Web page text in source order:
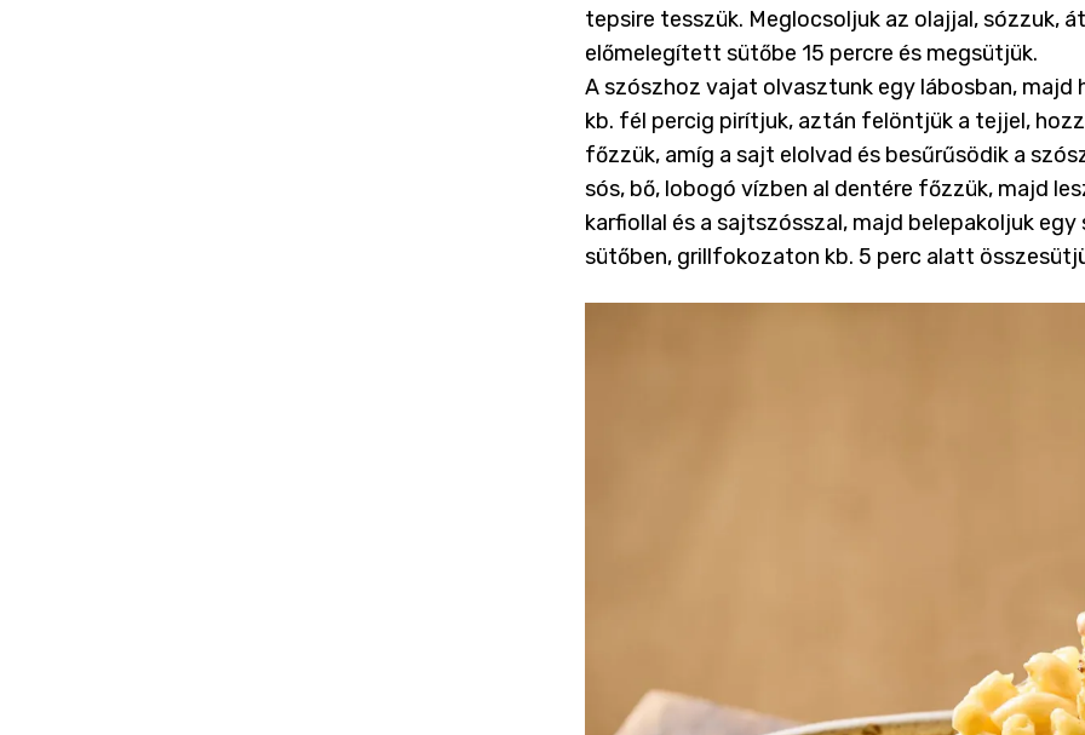
tepsire tesszük. Meglocsoljuk az olajjal, sózzuk,
előmelegített sütőbe 15 percre és megsütjük.
A szószhoz vajat olvasztunk egy lábosban,
kb. fél percig pirítjuk, aztán felöntjük a tejjel,
főzzük, amíg a sajt elolvad és besűrűsödik a
sós, bő, lobogó vízben al dentére főzzük, majd
karfiollal és a sajtszósszal, majd belepakoljuk
sütőben, grillfokozaton kb. 5 perc alatt